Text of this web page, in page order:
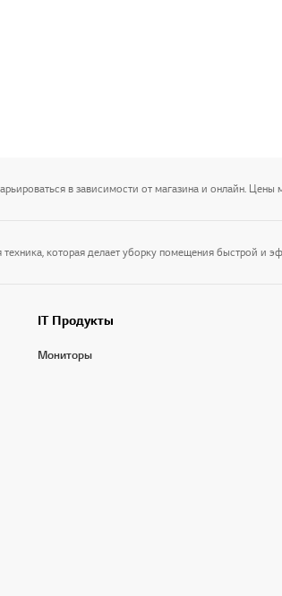
в зависимости от магазина и онлайн.
IT Продукты
Мониторы